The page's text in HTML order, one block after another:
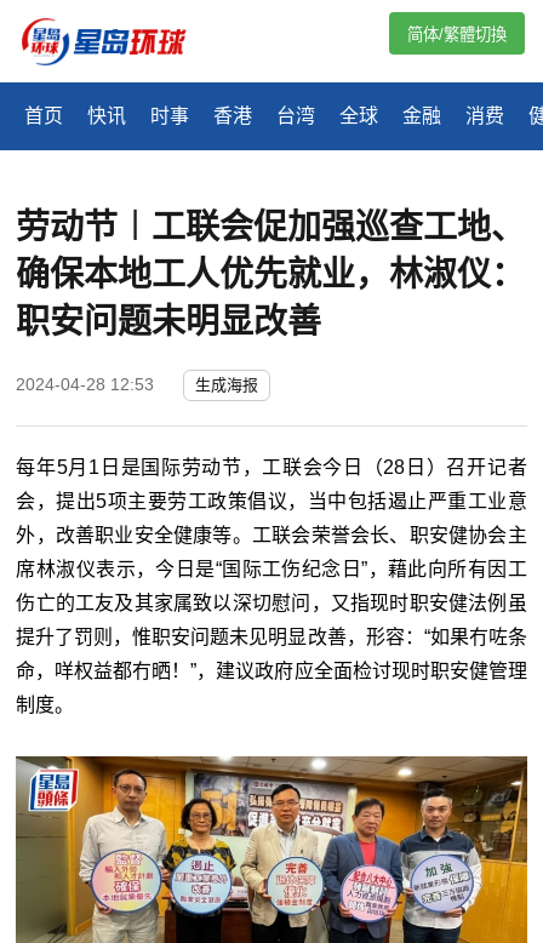
首页 快讯 时事 香港 台湾 全球 金融 消费
简体/繁體切換
劳动节︱工联会促加强巡查工地、
确保本地工人优先就业，林淑仪：
职安问题未明显改善
2024-04-28 12:53 生成海报
每年5月1日是国际劳动节，工联会今日（28日）召开记者
会，提出5项主要劳工政策倡议，当中包括遏止严重工业意
外，改善职业安全健康等。工联会荣誉会长、职安健协会主
席林淑仪表示，今日是“国际工伤纪念日”，藉此向所有因工
伤亡的工友及其家属致以深切慰问，又指现时职安健法例虽
提升了罚则，惟职安问题未见明显改善，形容：“如果冇咗条
命，咩权益都冇晒！”，建议政府应全面检讨现时职安健管理
制度。